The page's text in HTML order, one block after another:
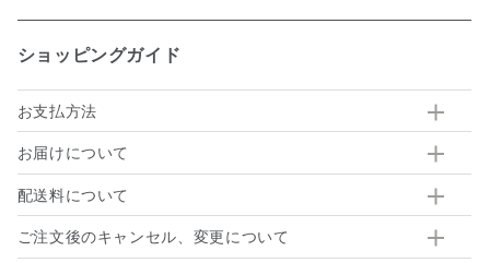
ショッピングガイド
お支払方法
お届けについて
配送料について
ご注文後のキャンセル、変更について